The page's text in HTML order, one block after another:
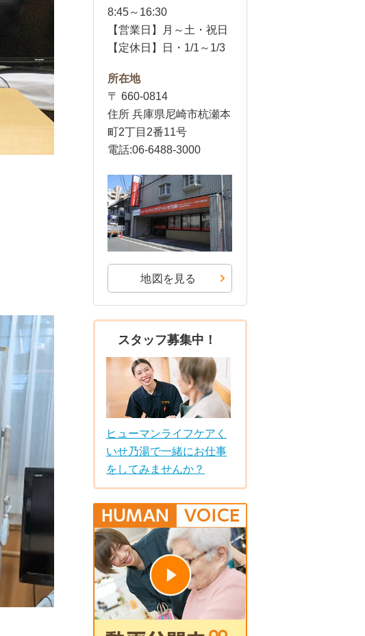
8:45～16:30
【営業日】月～土・祝日
【定休日】日・1/1～1/3
所在地
〒 660-0814
住所 兵庫県尼崎市杭瀬本
町2丁目2番11号
電話:06-6488-3000
地図を見る
スタッフ募集中！
ヒューマンライフケアく
いせ乃湯で一緒にお仕事
をしてみませんか？